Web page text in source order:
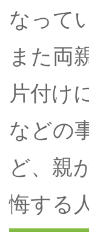
なって
また両
片付け
などの
ど、親
悔する